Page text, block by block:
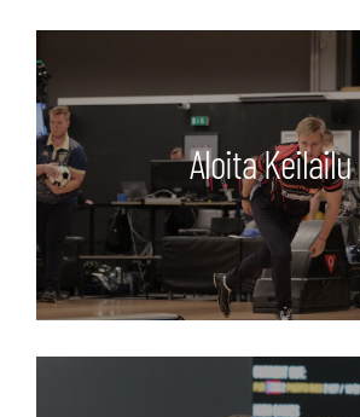
Aloita Keilailu